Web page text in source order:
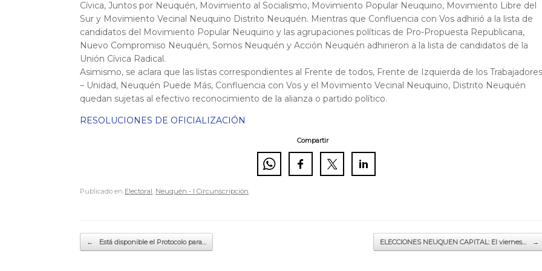
Cívica, Juntos por Neuquén, Movimiento al Socialismo, Movimiento Popular Neuquino, Movimiento Libre del
Sur y Movimiento Vecinal Neuquino Distrito Neuquén. Mientras que Confluencia con Vos adhirió a la lista de
candidatos del Movimiento Popular Neuquino y las agrupaciones políticas de Pro-Propuesta Republicana,
Nuevo Compromiso Neuquén, Somos Neuquén y Acción Neuquén adhirieron a la lista de candidatos de la
Unión Cívica Radical.
Asimismo, se aclara que las listas correspondientes al Frente de todos, Frente de Izquierda de los Trabajadores
– Unidad, Neuquén Puede Más, Confluencia con Vos y el Movimiento Vecinal Neuquino, Distrito Neuquén
quedan sujetas al efectivo reconocimiento de la alianza o partido político.
RESOLUCIONES DE OFICIALIZACIÓN
Compartir
Publicado en Electoral Neuquén - I Circunscripción
Navegador de artículos
← Está disponible el Protocolo para… ELECCIONES NEUQUEN CAPITAL: El viernes… →